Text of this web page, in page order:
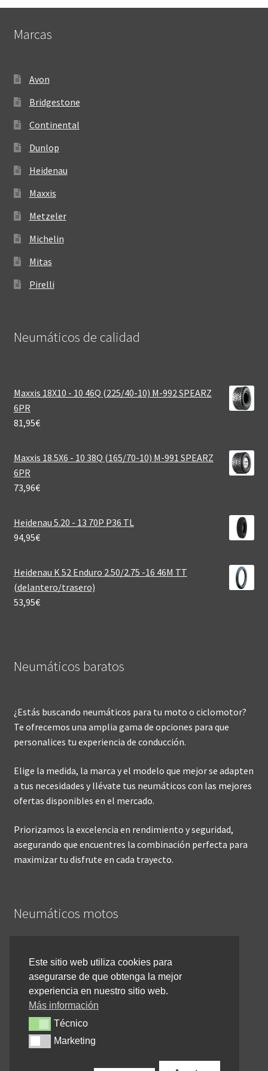
Marcas
Avon
Bridgestone
Continental
Dunlop
Heidenau
Maxxis
Metzeler
Michelin
Mitas
Pirelli
Neumáticos de calidad‎
Maxxis 18X10 - 10 46Q (225/40-10) M-992 SPEARZ
6PR
81,95€
Maxxis 18.5X6 - 10 38Q (165/70-10) M-991 SPEARZ
6PR
73,96€
Heidenau 5.20 - 13 70P P36 TL
94,95€
Heidenau K 52 Enduro 2.50/2.75 -16 46M TT
(delantero/trasero)
53,95€
Neumáticos baratos
¿Estás buscando neumáticos para tu moto o ciclomotor?
Te ofrecemos una amplia gama de opciones para que
personalices tu experiencia de conducción.
Elige la medida, la marca y el modelo que mejor se adapten
a tus necesidades y llévate tus neumáticos con las mejores
ofertas disponibles en el mercado.
Priorizamos la excelencia en rendimiento y seguridad,
asegurando que encuentres la combinación perfecta para
maximizar tu disfrute en cada trayecto.
Neumáticos motos
Inicio
Cómo comprar online
Devoluciones y reembolsos
Cancelar pedido
Contacto
Este sitio web utiliza cookies para
asegurarse de que obtenga la mejor
experiencia en nuestro sitio web.
Más información
TécnicoTécnico
MarketingMarketing